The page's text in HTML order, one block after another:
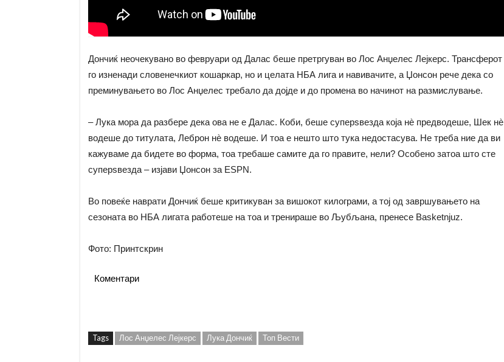
Дончиќ неочекувано во февруари од Далас беше претргуван во Лос Анџелес Лејкерс. Трансферот
го изненади словенечкиот кошаркар, но и целата НБА лига и навивачите, а Џонсон рече дека со
преминувањето во Лос Анџелес требало да дојде и до промена во начинот на размислување.
– Лука мора да разбере дека ова не е Далас. Коби, беше суперѕвезда која нè предводеше, Шек нè
водеше до титулата, Леброн нè водеше. И тоа е нешто што тука недостасува. Не треба ние да ви
кажуваме да бидете во форма, тоа требаше самите да го правите, нели? Особено затоа што сте
суперѕвезда – изјави Џонсон за ESPN.
Во повеќе наврати Дончиќ беше критикуван за вишокот килограми, а тој од завршувањето на
сезоната во НБА лигата работеше на тоа и тренираше во Љубљана, пренесе Basketnjuz.
Фото: Принтскрин
Коментари
Tags Лос Анџелес Лејкерс Лука Дончиќ Топ Вести